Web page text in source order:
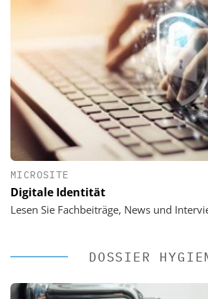
MICROSITE
Digitale Identität
Lesen Sie Fachbeiträge, News und
DOSSIER